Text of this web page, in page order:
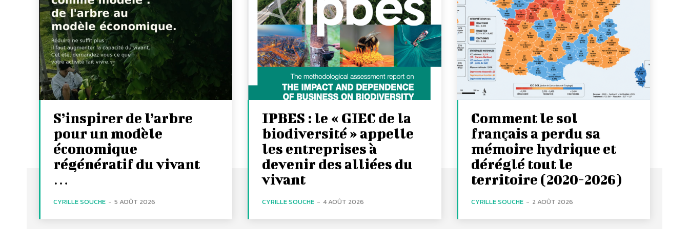
S’inspirer de l’arbre
pour un modèle
économique
régénératif du vivant
…
CYRILLE SOUCHE - 5 AOÛT 2026
IPBES : le « GIEC de la
biodiversité » appelle
les entreprises à
devenir des alliées du
vivant
CYRILLE SOUCHE - 4 AOÛT 2026
Comment le sol
français a perdu sa
mémoire hydrique et
déréglé tout le
territoire (2020-2026)
CYRILLE SOUCHE - 2 AOÛT 2026